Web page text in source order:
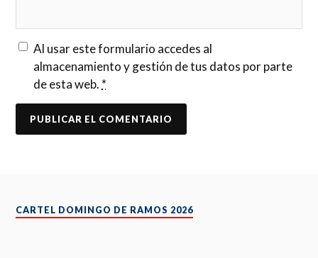
Al usar este formulario accedes al
almacenamiento y gestión de tus datos por parte
de esta web. *
CARTEL DOMINGO DE RAMOS 2026